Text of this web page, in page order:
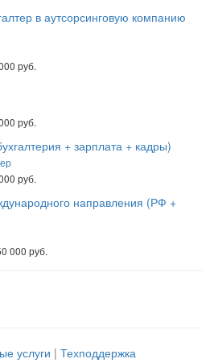
в аутсорсинговую компанию
руб.
руб.
+ зарплата + кадры)
руб.
направления (РФ +
000 руб.
услуги | Техподдержка